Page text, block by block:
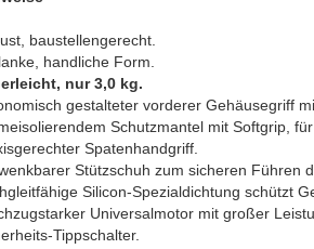
baustellengerecht.
handliche Form.
nur 3,0 kg.
gestalteter vorderer Gehäusegriff
Schutzmantel mit Softgrip,
Spatenhandgriff.
Stützschuh zum sicheren Führen
Silicon-Spezialdichtung schützt
Universalmotor mit großer
Tippschalter.